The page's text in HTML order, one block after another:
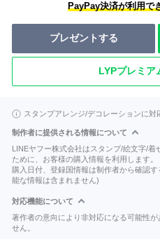
PayPay決済が利用で
プレゼントする
LYPプレミア
スタンプアレンジ/デコレーションに対
制作者に提供される情報について
LINEヤフー株式会社はスタンプ/絵文字/
ために、お客様の購入情報を利用します。
購入日付、登録国情報は制作者から確認
能な情報は含まれません)
対応機能について
著作者の意向により非対応になる可能性
せん。